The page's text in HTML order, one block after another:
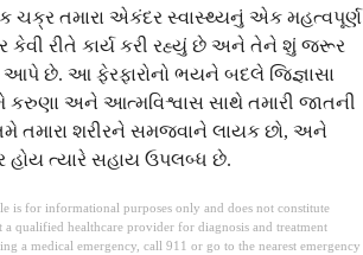
ચક્ર તમારા એકંદર સ્વાસ્થ્યનું એક મહત્વપૂર્ણ
કેવી રીતે કાર્ય કરી રહ્યું છે અને તેને શું જરૂર
આપે છે. આ ફેરફારોનો ભયને બદલે જિજ્ઞાસા
કરુણા અને આત્મવિશ્વાસ સાથે તમારી જાતની
તમારા શરીરને સમજવાને લાયક છો, અને
ત્યારે સહાય ઉપલબ્ધ છે.
is for informational purposes only and does not constitute
a qualified healthcare provider for diagnosis and treatment
a medical emergency, call 911 or go to the nearest emergency